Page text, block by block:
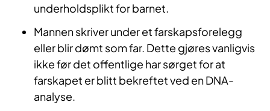
underholdsplikt for barnet.
Mannen skriver under et farskapsforelegg
eller blir dømt som far. Dette gjøres vanligvis
ikke før det offentlige har sørget for at
farskapet er blitt bekreftet ved en DNA-
analyse.